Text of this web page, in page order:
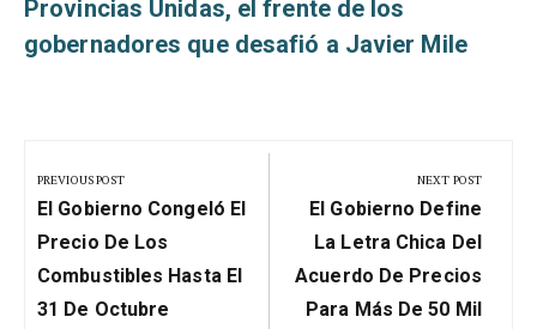
Provincias Unidas, el frente de los
gobernadores que desafió a Javier Mile
de
entradas
PREVIOUS POST
Previous
Post:
El Gobierno Congeló El
Precio De Los
Combustibles Hasta El
31 De Octubre
NEXT POST
Next
Post:
El Gobierno Define
La Letra Chica Del
Acuerdo De Precios
Para Más De 50 Mil